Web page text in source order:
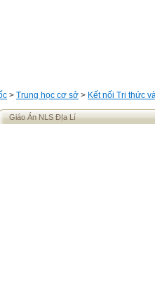
> Trung học cơ sở > Kết nối Tri thức
Giáo Án NLS ĐỊa Lí